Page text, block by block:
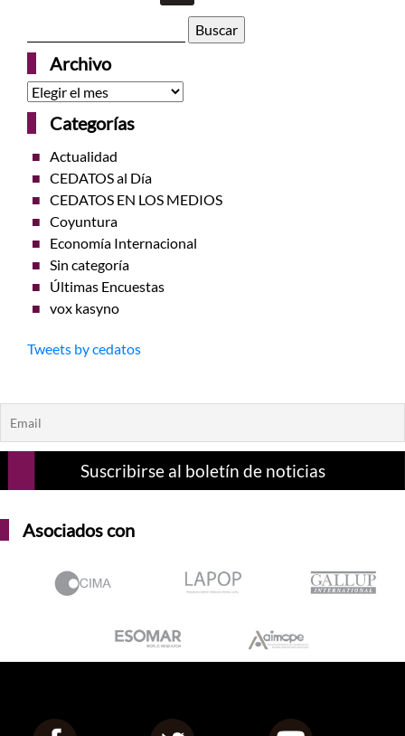
Archivo
Archivo
Categorías
Actualidad
CEDATOS al Día
CEDATOS EN LOS MEDIOS
Coyuntura
Economía Internacional
Sin categoría
Últimas Encuestas
vox kasyno
Tweets by cedatos
Asociados con